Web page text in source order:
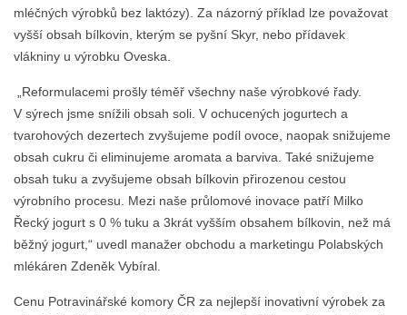
mléčných výrobků bez laktózy). Za názorný příklad lze považovat
vyšší obsah bílkovin, kterým se pyšní Skyr, nebo přídavek
vlákniny u výrobku Oveska.
„Reformulacemi prošly téměř všechny naše výrobkové řady.
V sýrech jsme snížili obsah soli. V ochucených jogurtech a
tvarohových dezertech zvyšujeme podíl ovoce, naopak snižujeme
obsah cukru či eliminujeme aromata a barviva. Také snižujeme
obsah tuku a zvyšujeme obsah bílkovin přirozenou cestou
výrobního procesu. Mezi naše průlomové inovace patří Milko
Řecký jogurt s 0 % tuku a 3krát vyšším obsahem bílkovin, než má
běžný jogurt,“ uvedl manažer obchodu a marketingu Polabských
mlékáren Zdeněk Vybíral.
Cenu Potravinářské komory ČR za nejlepší inovativní výrobek za